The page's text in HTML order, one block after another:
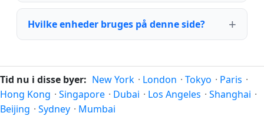
Hvilke enheder bruges på denne side?
Tid nu i disse byer: New York · London · Tokyo · Paris ·
Hong Kong · Singapore · Dubai · Los Angeles · Shanghai ·
Beijing · Sydney · Mumbai